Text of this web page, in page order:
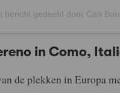
in Como,
de plekken in Europa